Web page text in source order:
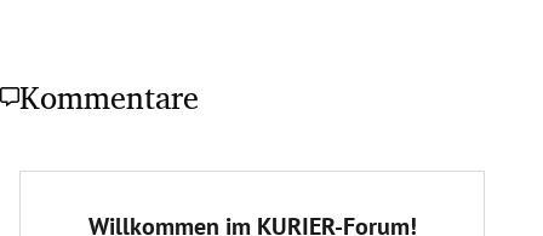
Kommentare